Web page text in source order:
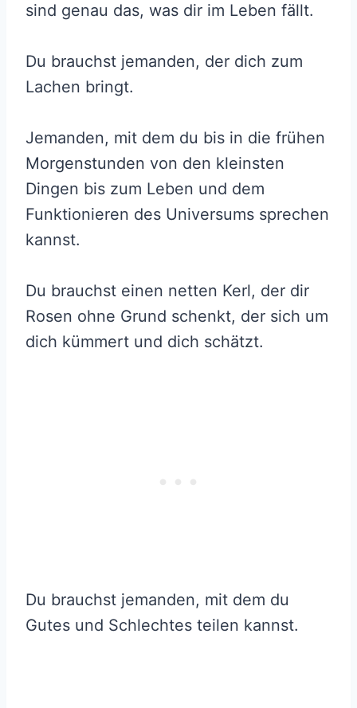
sind genau das, was dir im Leben fällt.
Du brauchst jemanden, der dich zum
Lachen bringt.
Jemanden, mit dem du bis in die frühen
Morgenstunden von den kleinsten
Dingen bis zum Leben und dem
Funktionieren des Universums sprechen
kannst.
Du brauchst einen netten Kerl, der dir
Rosen ohne Grund schenkt, der sich um
dich kümmert und dich schätzt.
Du brauchst jemanden, mit dem du
Gutes und Schlechtes teilen kannst.